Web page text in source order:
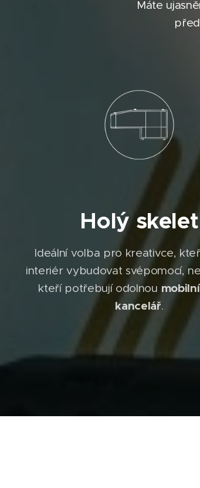
Máte
Holý skelet
Ideální volba pro kreativce,
interiér vybudovat svépomocí,
kteří potřebují odolnou
kancelář.